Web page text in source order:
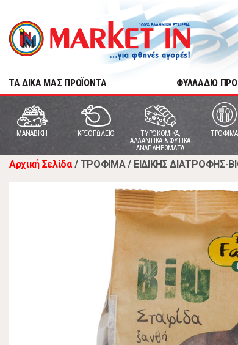
TA ΔΙΚΑ ΜΑΣ ΠΡΟΪΟΝΤΑ ΦΥΛΛΑΔΙΟ
MANABIKH ΚΡΕΟΠΩΛΕΙΟ
ΤΥΡΟΚΟΜΙΚΑ,
ΑΛΛΑΝΤΙΚΑ & ΦΥΤΙΚΑ
ΑΝΑΠΛΗΡΩΜΑΤΑ
ΤΡΟΦΙΜΑ
Αρχική Σελίδα / ΤΡΟΦΙΜΑ / ΕΙΔΙΚΗΣ ΔΙΑΤΡΟΦΗΣ-